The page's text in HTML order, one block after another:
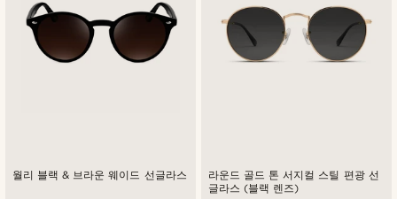
월리 블랙 & 브라운 웨이드 선글라스
라운드 골드 톤 서지컬 스틸 편광 선
글라스 (블랙 렌즈)